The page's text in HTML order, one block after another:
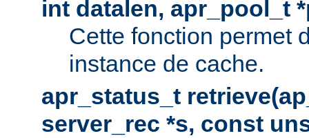
int datalen, apr_pool_t
Cette fonction permet
instance de cache.
apr_status_t
server_rec *s, const